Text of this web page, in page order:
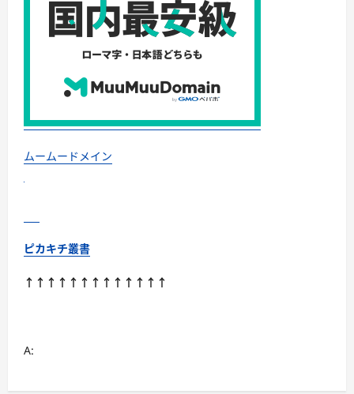
子
シ
ュ
ゼ
ッ
ト】
つ
い
さ
ら
ムームードメイン
ピカキチ叢書
↑↑↑↑↑↑↑↑↑↑↑↑↑
A: